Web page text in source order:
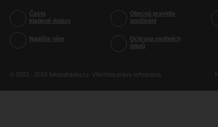
Často
kladené dotazy
Napište nám
Obecná pravidla
používání
Ochrana osobních
údajů
© 2002 - 2016 fotopatracka.cz. Všechna práva vyhrazena